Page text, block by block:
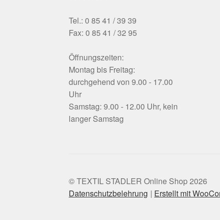
Tel.: 0 85 41 / 39 39
Fax: 0 85 41 / 32 95
Öffnungszeiten:
Montag bis Freitag:
durchgehend von 9.00 - 17.00
Uhr
Samstag: 9.00 - 12.00 Uhr, kein
langer Samstag
© TEXTIL STADLER Online Shop 2026
Datenschutzbelehrung
Erstellt mit